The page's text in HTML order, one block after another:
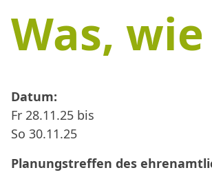
Was,
Datum:
Fr 28.11.25 bis
So 30.11.25
Planungstreffen des